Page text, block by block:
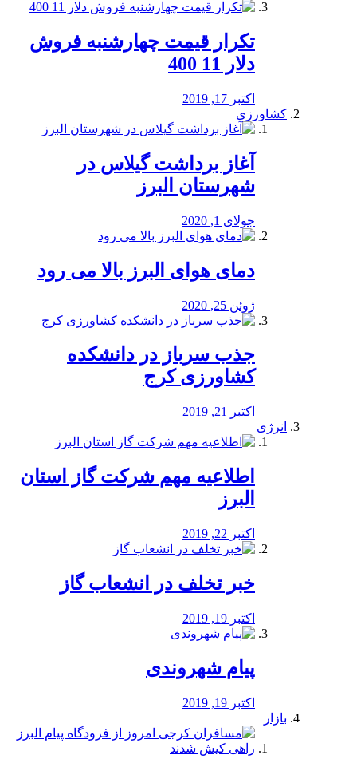
تکرار قیمت چهارشنبه فروش
دلار 11 400
اکتبر 17, 2019
کشاورزی
آغاز برداشت گیلاس در
شهرستان البرز
جولای 1, 2020
دمای هوای البرز بالا می رود
ژوئن 25, 2020
جذب سرباز در دانشکده
کشاورزی کرج
اکتبر 21, 2019
انرژی
️اطلاعیه مهم شرکت گاز استان
البرز
اکتبر 22, 2019
خبر تخلف در انشعاب گاز
اکتبر 19, 2019
پیام شهروندی
اکتبر 19, 2019
بازار